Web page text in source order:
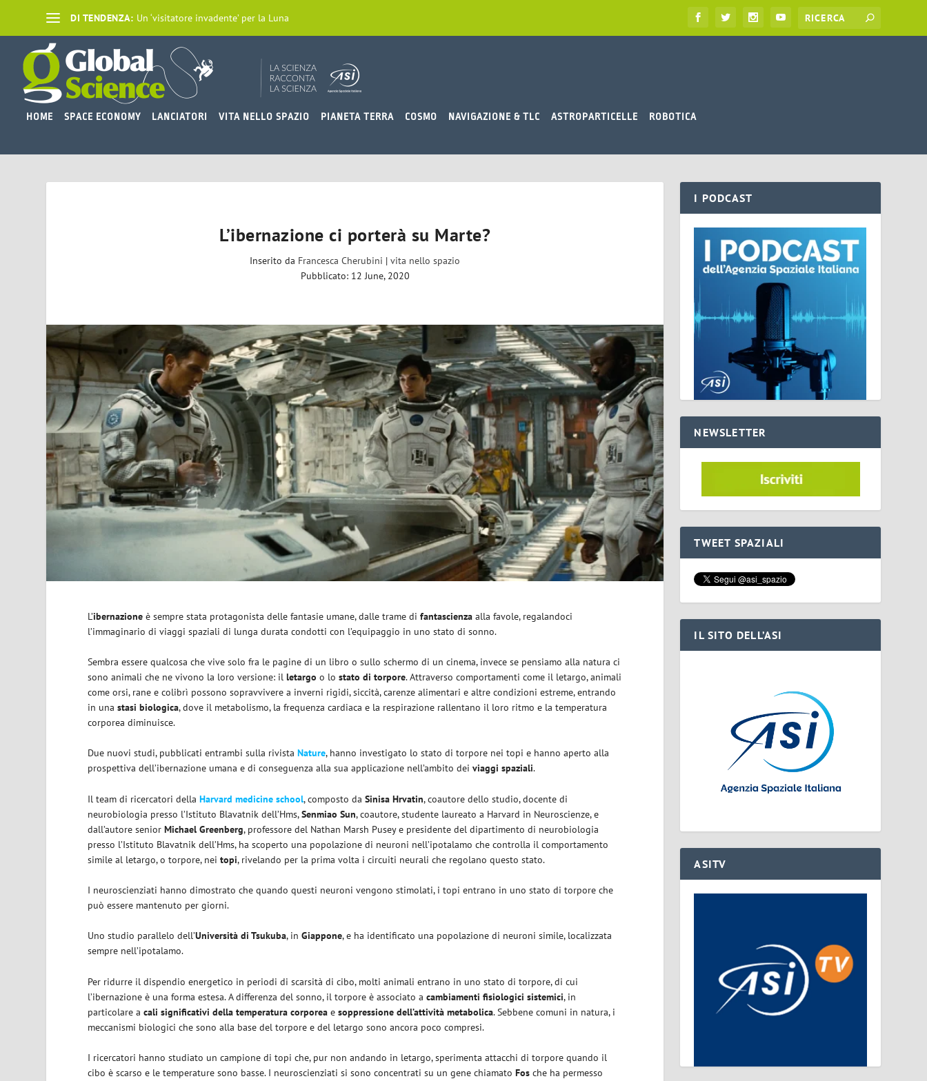
DI TENDENZA: Un ‘visitatore invadente’ per la Luna
HOME SPACE ECONOMY LANCIATORI VITA NELLO SPAZIO PIANETA TERRA COSMO NAVIGAZIONE & TLC ASTROPARTICELLE ROBOTICA
L’ibernazione ci porterà su Marte?
Inserito da Francesca Cherubini |vita nello spazio
Pubblicato: 12 June, 2020
L’ibernazione è sempre stata protagonista delle fantasie umane, dalle trame difantascienza alla favole, regalandoci
l’immaginario di viaggi spaziali di lunga durata condotti con l’equipaggio in uno stato di sonno.
Sembra essere qualcosa che vive solo fra le pagine di un libro o sullo schermo di un cinema, invece se pensiamo alla natura ci
sono animali che ne vivono la loro versione: illetargo o lostato di torpore. Attraverso comportamenti come il letargo, animali
come orsi, rane e colibrì possono sopravvivere a inverni rigidi, siccità, carenze alimentari e altre condizioni estreme, entrando
in unastasi biologica, dove il metabolismo, la frequenza cardiaca e la respirazione rallentano il loro ritmo e la temperatura
corporea diminuisce.
Due nuovi studi, pubblicati entrambi sulla rivistaNature, hanno investigato lo stato di torpore nei topi e hanno aperto alla
prospettiva dell’ibernazione umana e di conseguenza alla sua applicazione nell’ambito deiviaggi spaziali.
Il team di ricercatori dellaHarvard medicine school, composto daSinisa Hrvatin, coautore dello studio, docente di
neurobiologia presso l’Istituto Blavatnik dell’Hms,Senmiao Sun, coautore, studente laureato a Harvard in Neuroscienze, e
dall’autore seniorMichael Greenberg, professore del Nathan Marsh Pusey e presidente del dipartimento di neurobiologia
presso l’Istituto Blavatnik dell’Hms, ha scoperto una popolazione di neuroni nell’ipotalamo che controlla il comportamento
simile al letargo, o torpore, neitopi, rivelando per la prima volta i circuiti neurali che regolano questo stato.
I neuroscienziati hanno dimostrato che quando questi neuroni vengono stimolati, i topi entrano in uno stato di torpore che
può essere mantenuto per giorni.
Uno studio parallelo dell’Università di Tsukuba, inGiappone, e ha identificato una popolazione di neuroni simile, localizzata
sempre nell’ipotalamo.
Per ridurre il dispendio energetico in periodi di scarsità di cibo, molti animali entrano in uno stato di torpore, di cui
l’ibernazione è una forma estesa. A differenza del sonno, il torpore è associato acambiamenti fisiologici sistemici, in
particolare acali significativi della temperatura corporea esoppressione dell’attività metabolica. Sebbene comuni in natura, i
meccanismi biologici che sono alla base del torpore e del letargo sono ancora poco compresi.
I ricercatori hanno studiato un campione di topi che, pur non andando in letargo, sperimenta attacchi di torpore quando il
cibo è scarso e le temperature sono basse. I neuroscienziati si sono concentrati su un gene chiamatoFos che ha permesso
I PODCAST
NEWSLETTER
TWEET SPAZIALI
IL SITO DELL’ASI
ASITV